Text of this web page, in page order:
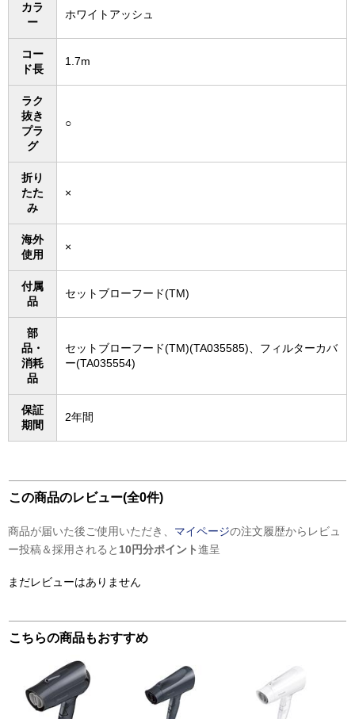
カラ
ー
ホワイトアッシュ
コー
ド長
1.7m
ラク
抜き
プラ
グ
○
折り
たた
み
×
海外
使用
×
付属
品
セットブローフード(TM)
部
品・
消耗
品
セットブローフード(TM)(TA035585)、フィルターカバ
ー(TA035554)
保証
期間
2年間
この商品のレビュー(全0件)
商品が届いた後ご使用いただき、 マイページの注文履歴からレビュ
ー投稿＆採用されると 10円分ポイント進呈
まだレビューはありません
こちらの商品もおすすめ